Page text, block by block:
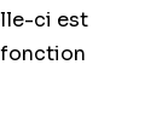
ci est
fonction